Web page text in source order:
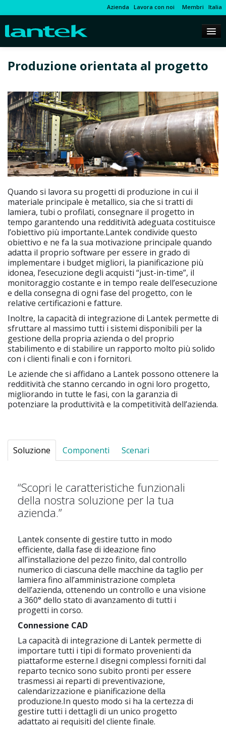
Azienda Lavora con noi Membri Italia
Produzione orientata al progetto
Quando si lavora su progetti di produzione in cui il
materiale principale è metallico, sia che si tratti di
lamiera, tubi o profilati, consegnare il progetto in
tempo garantendo una redditività adeguata costituisce
l’obiettivo più importante.Lantek condivide questo
obiettivo e ne fa la sua motivazione principale quando
adatta il proprio software per essere in grado di
implementare i budget migliori, la pianificazione più
idonea, l’esecuzione degli acquisti “just-in-time”, il
monitoraggio costante e in tempo reale dell’esecuzione
e della consegna di ogni fase del progetto, con le
relative certificazioni e fatture.
Inoltre, la capacità di integrazione di Lantek permette di
sfruttare al massimo tutti i sistemi disponibili per la
gestione della propria azienda o del proprio
stabilimento e di stabilire un rapporto molto più solido
con i clienti finali e con i fornitori.
Le aziende che si affidano a Lantek possono ottenere la
redditività che stanno cercando in ogni loro progetto,
migliorando in tutte le fasi, con la garanzia di
potenziare la produttività e la competitività dell’azienda.
Soluzione Componenti Scenari
“Scopri le caratteristiche funzionali
della nostra soluzione per la tua
azienda.”
Lantek consente di gestire tutto in modo
efficiente, dalla fase di ideazione fino
all’installazione del pezzo finito, dal controllo
numerico di ciascuna delle macchine da taglio per
lamiera fino all’amministrazione completa
dell’azienda, ottenendo un controllo e una visione
a 360° dello stato di avanzamento di tutti i
progetti in corso.
Connessione CAD
La capacità di integrazione di Lantek permette di
importare tutti i tipi di formato provenienti da
piattaforme esterne.I disegni complessi forniti dal
reparto tecnico sono subito pronti per essere
trasmessi ai reparti di preventivazione,
calendarizzazione e pianificazione della
produzione.In questo modo si ha la certezza di
gestire tutti i dettagli di un unico progetto
adattato ai requisiti del cliente finale.